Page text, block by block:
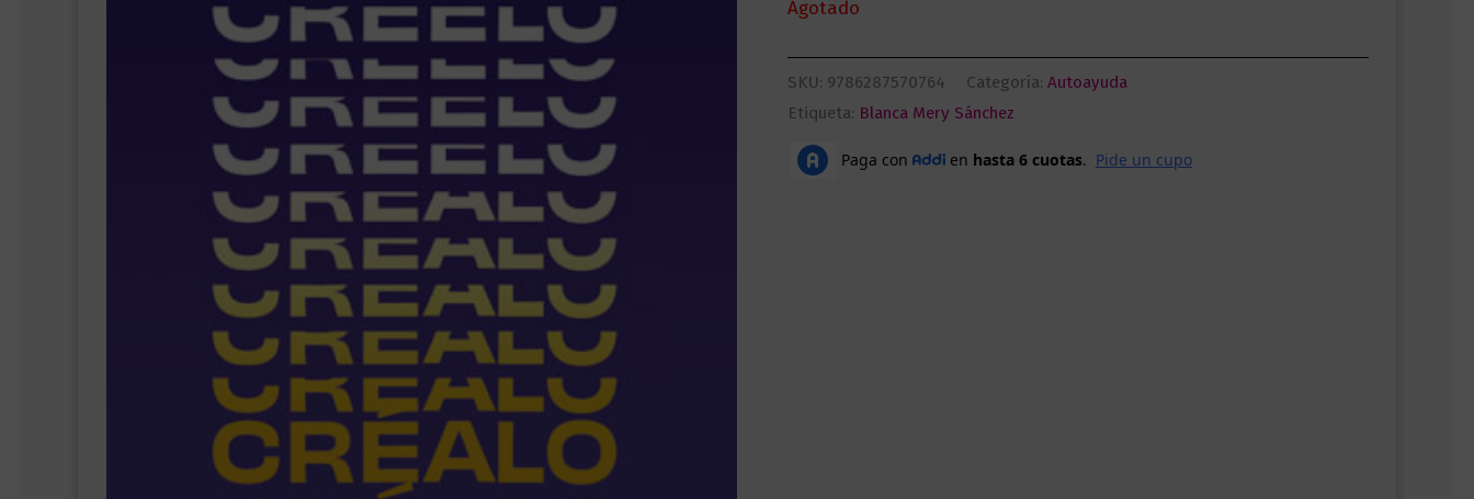
Agotado
SKU: 9786287570764 Categoría:Autoayuda
Etiqueta: Blanca Mery Sánchez